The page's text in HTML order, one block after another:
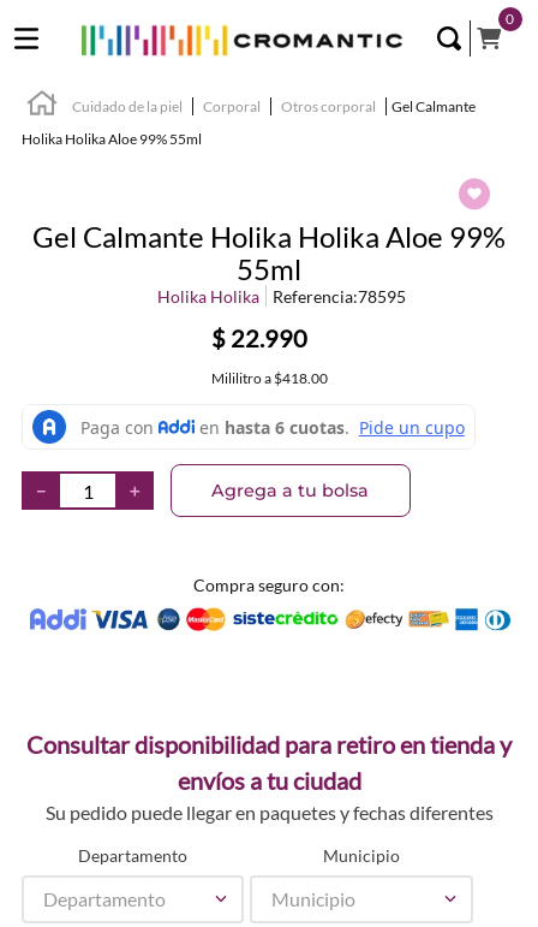
0
Cuidado de la piel Corporal Otros corporal
Gel Calmante
Holika Holika Aloe 99% 55ml
Gel Calmante Holika Holika Aloe 99%
55ml
Holika Holika Referencia:78595
$ 22.990
Mililitroa $418.00
＋
－ Agrega a tu bolsa
Compra seguro con:
Consultar disponibilidad para retiro en tienda y
envíos a tu ciudad
Su pedido puede llegar en paquetes y fechas diferentes
Departamento
Departamento
Municipio
Municipio